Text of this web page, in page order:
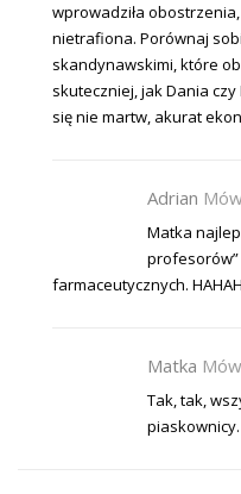
wprowadziła
nietrafiona. Porównaj
skandynawskimi, które
skuteczniej, jak Dania
się nie martw, akurat
Adrian
Matka
farmaceutycznych.
Matka
Tak, tak,
piaskownicy.